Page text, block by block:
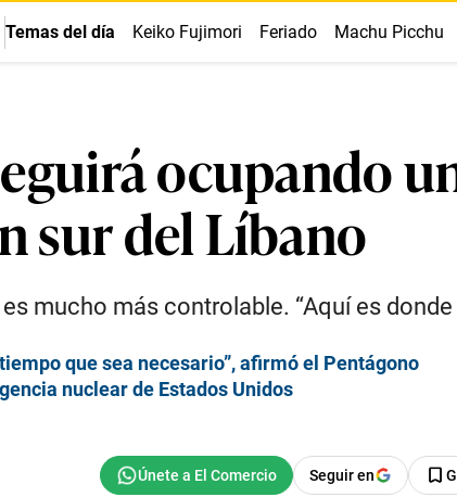
Temas del día Keiko Fujimori Feriado Machu Picchu
ocupando
sur del Líbano
mucho más controlable. “Aquí es
que sea necesario”, afirmó el Pentágono
nuclear de Estados Unidos
Seguir en